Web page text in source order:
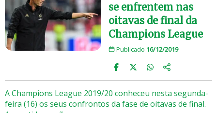
se enfrentem nas
oitavas de final da
Champions League
Publicado 16/12/2019
A Champions League 2019/20 conheceu nesta segunda-
feira (16) os seus confrontos da fase de oitavas de final.